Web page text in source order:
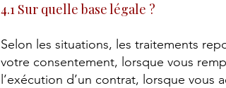
4.1 Sur quelle base légale ?
Selon les situations, les traitements
votre consentement, lorsque vous
l’exécution d’un contrat, lorsque vous